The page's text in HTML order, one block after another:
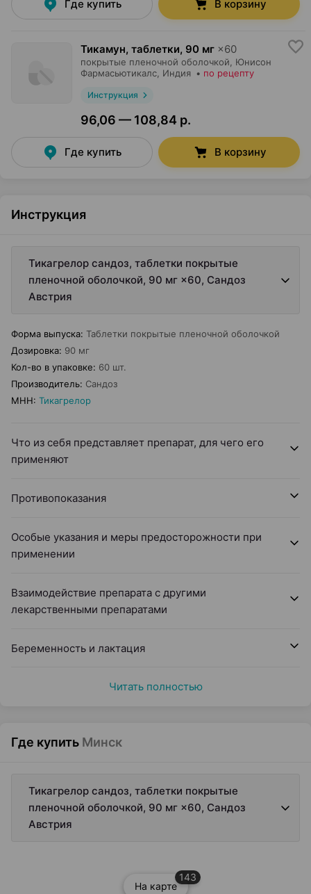
Где купить В корзину
Тикамун, таблетки, 90 мг ×60
покрытые пленочной оболочкой,
Юнисон
Фармасьютикалс , Индия • по рецепту
Инструкция
96,06 — 108,84 р.
Где купить В корзину
Инструкция
Тикагрелор сандоз, таблетки покрытые
пленочной оболочкой, 90 мг ×60, Сандоз
Австрия
Форма выпуска: Таблетки покрытые пленочной оболочкой
Дозировка: 90 мг
Кол-во в упаковке: 60 шт.
Производитель: Сандоз
МНН: Тикагрелор
Что из себя представляет препарат, для чего его
применяют
Противопоказания
Особые указания и меры предосторожности при
применении
Взаимодействие препарата с другими
лекарственными препаратами
Беременность и лактация
Читать полностью
Где купить Минск
Тикагрелор сандоз, таблетки покрытые
пленочной оболочкой, 90 мг ×60, Сандоз
Австрия
На карте
143